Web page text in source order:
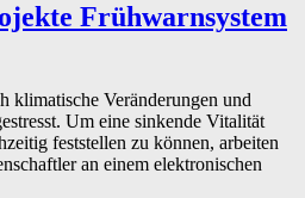
Frühwarnsystem
klimatische Veränderungen und
Um eine sinkende Vitalität
feststellen zu können, arbeiten
an einem elektronischen